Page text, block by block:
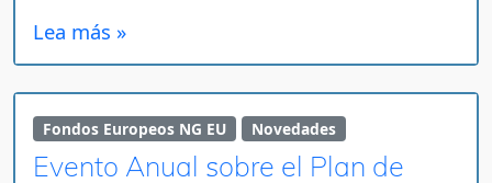
Lea más »
Fondos Europeos NG EU Novedades
Evento Anual sobre el Plan de